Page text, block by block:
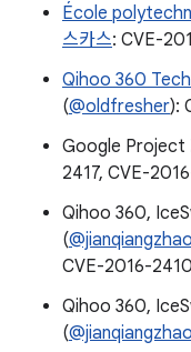
École
스카스: CVE-
Qihoo 360
(@oldfresher):
Google Project
2417, CVE-
Qihoo 360,
(@jianqiangzhao
CVE-2016-
Qihoo 360,
(@jianqiangzhao